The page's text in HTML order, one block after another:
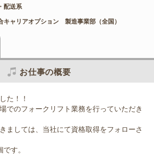
配送系
キャリアオプション 製造事業部（全国）
お仕事の概要
た！！
でのフォークリフト業務を行っていただき
ましては、当社にて資格取得をフォローさ
す。